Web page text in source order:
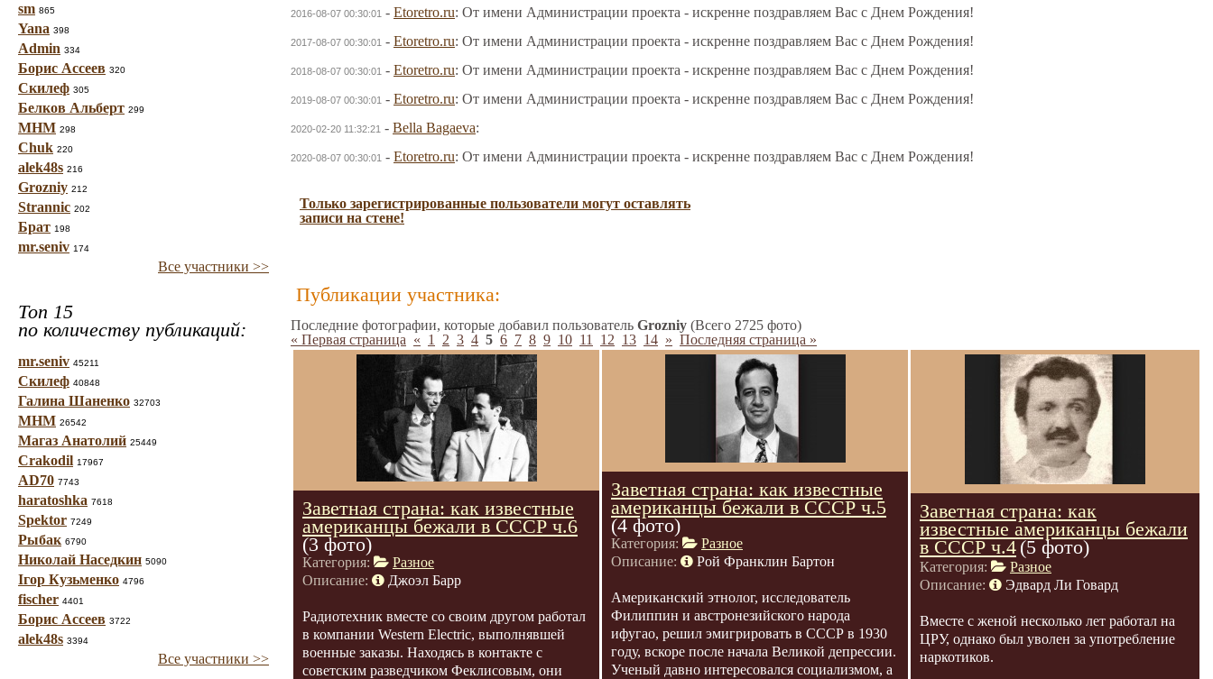
sm 865
Yana 398
Admin 334
Борис Ассеев 320
Скилеф 305
Белков Альберт 299
МНМ 298
Chuk 220
alek48s 216
Grozniy 212
Strannic 202
Брат 198
mr.seniv 174
Все участники >>
Топ 15
по количеству публикаций:
mr.seniv 45211
Скилеф 40848
Галина Шаненко 32703
МНМ 26542
Магаз Анатолий 25449
Crakodil 17967
AD70 7743
haratoshka 7618
Spektor 7249
Рыбак 6790
Николай Наседкин 5090
Ігор Кузьменко 4796
fischer 4401
Борис Ассеев 3722
alek48s 3394
Все участники >>
2016-08-07 00:30:01 - Etoretro.ru: От имени Администрации проекта - искренне поздравляем Вас с Днем Рождения!
2017-08-07 00:30:01 - Etoretro.ru: От имени Администрации проекта - искренне поздравляем Вас с Днем Рождения!
2018-08-07 00:30:01 - Etoretro.ru: От имени Администрации проекта - искренне поздравляем Вас с Днем Рождения!
2019-08-07 00:30:01 - Etoretro.ru: От имени Администрации проекта - искренне поздравляем Вас с Днем Рождения!
2020-02-20 11:32:21 - Bella Bagaeva:
2020-08-07 00:30:01 - Etoretro.ru: От имени Администрации проекта - искренне поздравляем Вас с Днем Рождения!
Только зарегистрированные пользователи могут оставлять
записи на стене!
Публикации участника:
Последние фотографии, которые добавил пользователь Grozniy (Всего 2725 фото)
« Первая страница « 1 2 3 4 5 6 7 8 9 10 11 12 13 14 » Последняя страница »
Заветная страна: как известные
американцы бежали в СССР ч.6
(3 фото)
Категория:
Разное
Описание:
Джоэл Барр
Радиотехник вместе со своим другом работал
в компании Western Electric, выполнявшей
военные заказы. Находясь в контакте с
советским разведчиком Феклисовым, они
Заветная страна: как известные
американцы бежали в СССР ч.5
(4 фото)
Категория:
Разное
Описание:
Рой Франклин Бартон
Американский этнолог, исследователь
Филиппин и австронезийского народа
ифугао, решил эмигрировать в СССР в 1930
году, вскоре после начала Великой депрессии.
Ученый давно интересовался социализмом, а
Заветная страна: как
известные американцы бежали
в СССР ч.4(5 фото)
Категория:
Разное
Описание:
Эдвард Ли Говард
Вместе с женой несколько лет работал на
ЦРУ, однако был уволен за употребление
наркотиков.